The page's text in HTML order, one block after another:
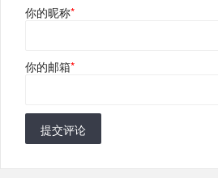
你的昵称*
你的邮箱*
提交评论